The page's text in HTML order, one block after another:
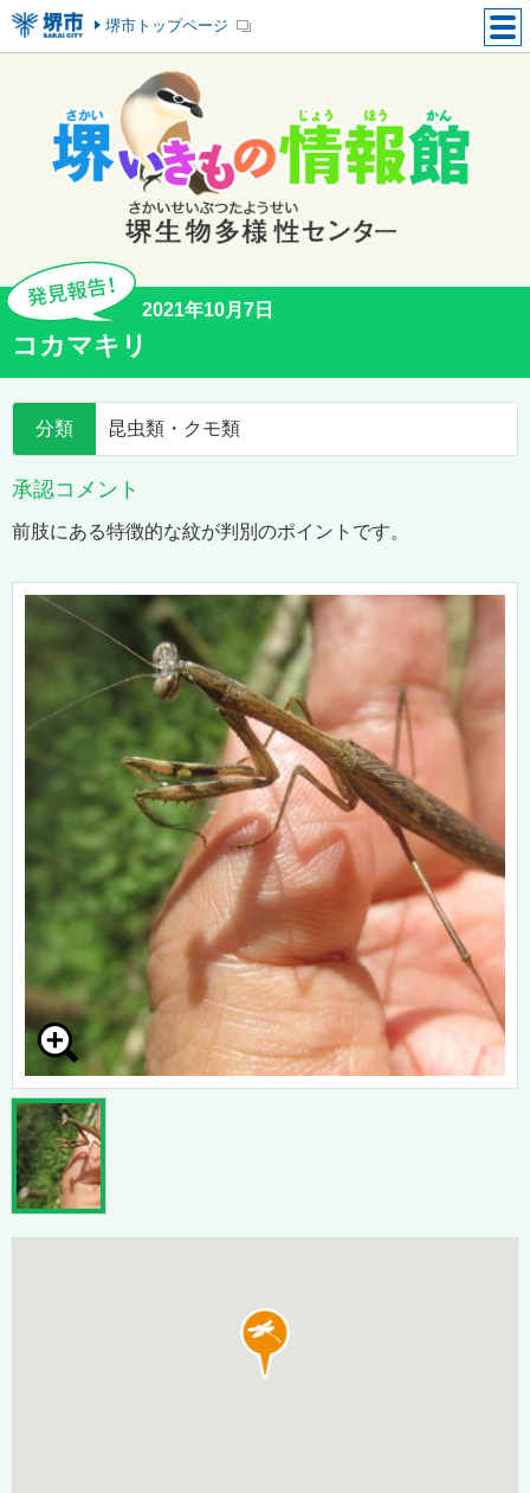
堺市トップページ
2021年10月7日
コカマキリ
分類 昆虫類・クモ類
承認コメント
前肢にある特徴的な紋が判別のポイントです。